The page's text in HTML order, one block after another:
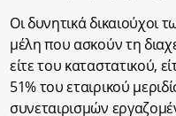
Οι δυνητικά δικαιούχοι
μέλη που ασκούν τη
είτε του καταστατικού,
51% του εταιρικού
συνεταιρισμών